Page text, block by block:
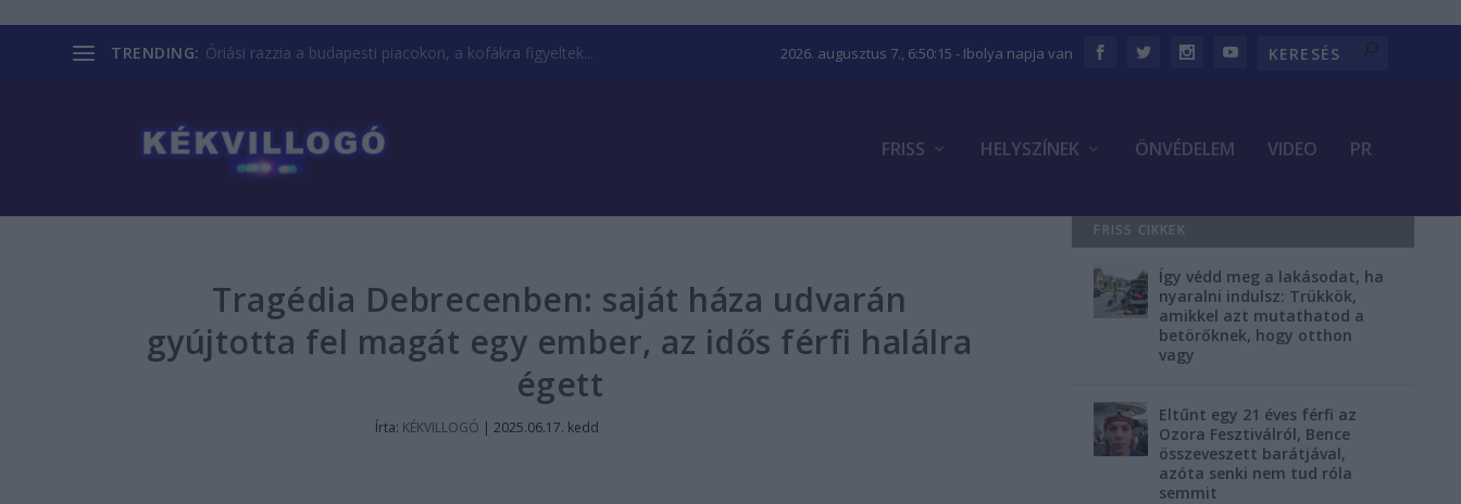
TRENDING: Óriási razzia a budapesti piacokon, a kofákra figyeltek... 2026. augusztus 7., 6:50:16 - Ibolya napja van
FRISS HELYSZÍNEK ÖNVÉDELEM VIDEO PR
Tragédia Debrecenben: saját háza udvarán
gyújtotta fel magát egy ember, az idős férfi halálra
égett
Írta: KÉKVILLOGÓ |2025.06.17. kedd
FRISS CIKKEK
Így védd meg a lakásodat, ha
nyaralni indulsz: Trükkök,
amikkel azt mutathatod a
betörőknek, hogy otthon
vagy
Eltűnt egy 21 éves férfi az
Ozora Fesztiválról, Bence
összeveszett barátjával,
azóta senki nem tud róla
semmit